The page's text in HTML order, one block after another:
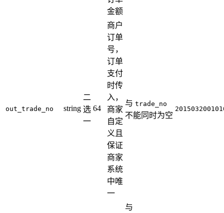
金额
out_trade_no string
二
选
一
64
商户
订单
号，
订单
支付
时传
入，
商家
自定
义且
保证
商家
系统
中唯
一
与 trade_no
不能同时为空
与